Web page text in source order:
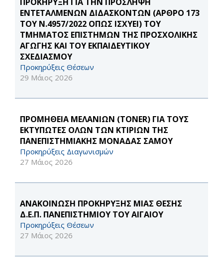
ΕΝΤΕΤΑΛΜΕΝΩΝ ΔΙΔΑΣΚΟΝΤΩΝ (ΑΡΘΡΟ 173
ΤΟΥ Ν.4957/2022 ΟΠΩΣ ΙΣΧΥΕΙ) ΤΟΥ
ΤΜΗΜΑΤΟΣ ΕΠΙΣΤΗΜΩΝ ΤΗΣ ΠΡΟΣΧΟΛΙΚΗΣ
ΑΓΩΓΗΣ ΚΑΙ ΤΟΥ ΕΚΠΑΙΔΕΥΤΙΚΟΥ
ΣΧΕΔΙΑΣΜΟΥ
Προκηρύξεις Θέσεων
29 Μάιος 2026
ΠΡΟΜΗΘΕΙΑ ΜΕΛΑΝΙΩΝ (TONER) ΓΙΑ ΤΟΥΣ
ΕΚΤΥΠΩΤΕΣ ΟΛΩΝ ΤΩΝ ΚΤΙΡΙΩΝ ΤΗΣ
ΠΑΝΕΠΙΣΤΗΜΙΑΚΗΣ ΜΟΝΑΔΑΣ ΣΑΜΟΥ
Προκηρύξεις Διαγωνισμών
27 Μάιος 2026
ΑΝΑΚΟΙΝΩΣΗ ΠΡΟΚΗΡΥΞΗΣ ΜΙΑΣ ΘΕΣΗΣ
Δ.Ε.Π. ΠΑΝΕΠΙΣΤΗΜΙΟΥ ΤΟΥ ΑΙΓΑΙΟΥ
Προκηρύξεις Θέσεων
27 Μάιος 2026